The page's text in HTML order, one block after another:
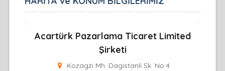
Acartürk Pazarlama Ticaret Limited
Şirketi
Kozagzi Mh. Dagistanli Sk. No:4